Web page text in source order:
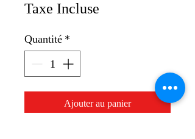
Taxe Incluse
Quantité *
Ajouter au panier